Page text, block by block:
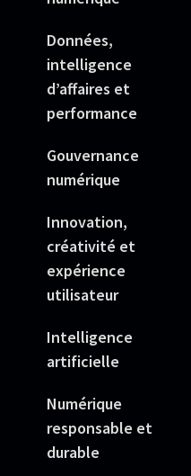
Données,
intelligence
d’affaires et
performance
Gouvernance
numérique
Innovation,
créativité et
expérience
utilisateur
Intelligence
artificielle
Numérique
responsable et
durable